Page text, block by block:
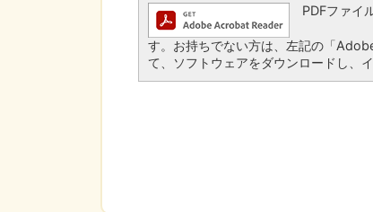
PDFファイ
す。お持ちでない方は、左記の「
て、ソフトウェアをダウンロードし、